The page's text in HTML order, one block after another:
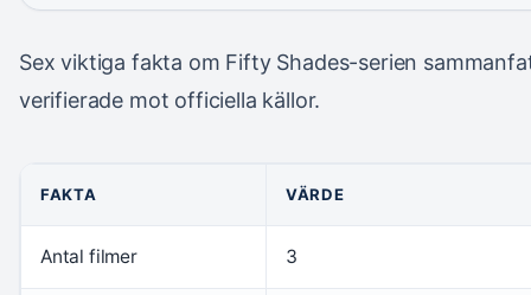
Sex viktiga fakta om Fifty Shades-serien
verifierade mot officiella källor.
FAKTA VÄRDE
Antal filmer 3